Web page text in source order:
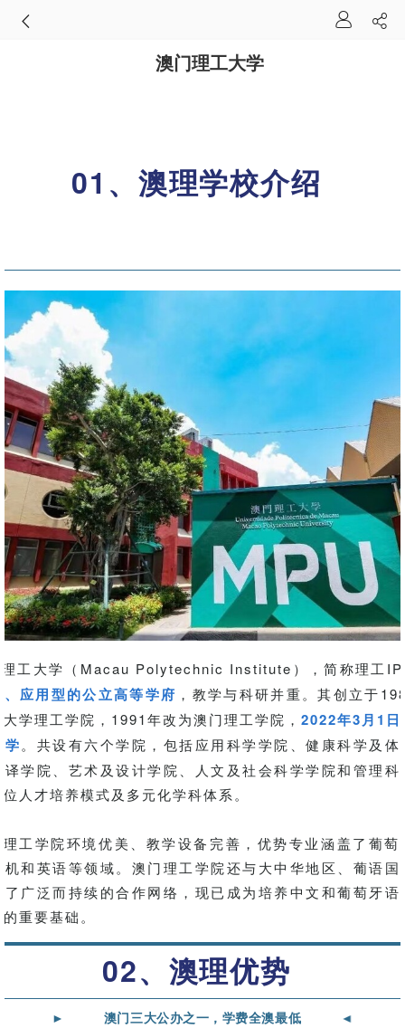
澳门理工大学
01、澳理学校介绍
大学（Macau Polytechnic Institute），简称理工
应用型的公立高等学府 ，教学与科研并重。其创立于
学理工学院，1991年改为澳门理工学院，2022年3月1
学。共设有六个学院，包括应用科学学院、健康科学及体
译学院、艺术及设计学院、人文及社会科学学院和管理科
人才培养模式及多元化学科体系。
学院环境优美、教学设备完善，优势专业涵盖了葡萄
机和英语等领域。澳门理工学院还与大中华地区、葡语国
了广泛而持续的合作网络，现已成为培养中文和葡萄牙语
重要基础。
02、澳理优势
► 澳门三大公办之一，学费全澳最低 ►